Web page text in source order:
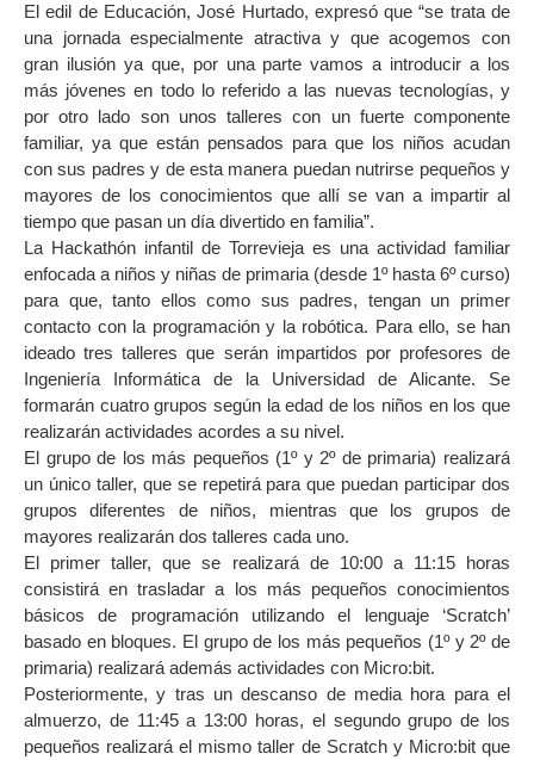
El edil de Educación, José Hurtado, expresó que “se trata de
una jornada especialmente atractiva y que acogemos con
gran ilusión ya que, por una parte vamos a introducir a los
más jóvenes en todo lo referido a las nuevas tecnologías, y
por otro lado son unos talleres con un fuerte componente
familiar, ya que están pensados para que los niños acudan
con sus padres y de esta manera puedan nutrirse pequeños y
mayores de los conocimientos que allí se van a impartir al
tiempo que pasan un día divertido en familia”.
La Hackathón infantil de Torrevieja es una actividad familiar
enfocada a niños y niñas de primaria (desde 1º hasta 6º curso)
para que, tanto ellos como sus padres, tengan un primer
contacto con la programación y la robótica. Para ello, se han
ideado tres talleres que serán impartidos por profesores de
Ingeniería Informática de la Universidad de Alicante. Se
formarán cuatro grupos según la edad de los niños en los que
realizarán actividades acordes a su nivel.
El grupo de los más pequeños (1º y 2º de primaria) realizará
un único taller, que se repetirá para que puedan participar dos
grupos diferentes de niños, mientras que los grupos de
mayores realizarán dos talleres cada uno.
El primer taller, que se realizará de 10:00 a 11:15 horas
consistirá en trasladar a los más pequeños conocimientos
básicos de programación utilizando el lenguaje ‘Scratch’
basado en bloques. El grupo de los más pequeños (1º y 2º de
primaria) realizará además actividades con Micro:bit.
Posteriormente, y tras un descanso de media hora para el
almuerzo, de 11:45 a 13:00 horas, el segundo grupo de los
pequeños realizará el mismo taller de Scratch y Micro:bit que